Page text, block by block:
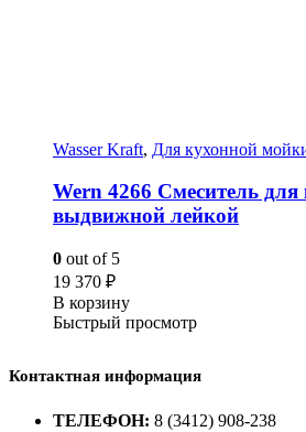
Wasser Kraft, Для кухонной
Wern 4266 Смеситель для
выдвижной лейкой
0 out of 5
19 370 ₽
В корзину
Быстрый просмотр
Контактная информация
ТЕЛЕФОН: 8 (3412) 908-238